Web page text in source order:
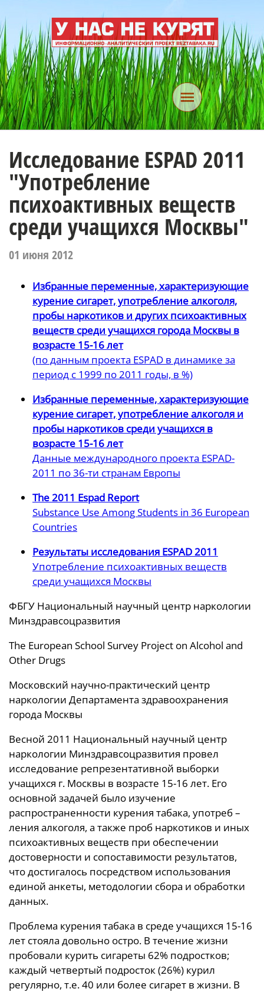
Исследование ESPAD 2011
"Употребление
психоактивных веществ
среди учащихся Москвы"
01 июня 2012
Избранные переменные, характеризующие
курение сигарет, употребление алкоголя,
пробы наркотиков и других психоактивных
веществ среди учащихся города Москвы в
возрасте 15-16 лет
(по данным проекта ESPAD в динамике за
период с 1999 по 2011 годы, в %)
Избранные переменные, характеризующие
курение сигарет, употребление алкоголя и
пробы наркотиков среди учащихся в
возрасте 15-16 лет
Данные международного проекта ESPAD-
2011 по 36-ти странам Европы
The 2011 Espad Report
Substance Use Among Students in 36 European
Countries
Результаты исследования ESPAD 2011
Употребление психоактивных веществ
среди учащихся Москвы
ФБГУ Национальный научный центр наркологии
Минздравсоцразвития
The European School Survey Project on Alcohol and
Other Drugs
Московский научно-практический центр
наркологии Департамента здравоохранения
города Москвы
Весной 2011 Национальный научный центр
наркологии Минздравсоцразвития провел
исследование репрезентативной выборки
учащихся г. Москвы в возрасте 15-16 лет. Его
основной задачей было изучение
распространенности курения табака, употреб –
ления алкоголя, а также проб наркотиков и иных
психоактивных веществ при обеспечении
достоверности и сопоставимости результатов,
что достигалось посредством использования
единой анкеты, методологии сбора и обработки
данных.
Проблема курения табака в среде учащихся 15-16
лет стояла довольно остро. В течение жизни
пробовали курить сигареты 62% подростков;
каждый четвертый подросток (26%) курил
регулярно, т.е. 40 или более сигарет в жизни. В